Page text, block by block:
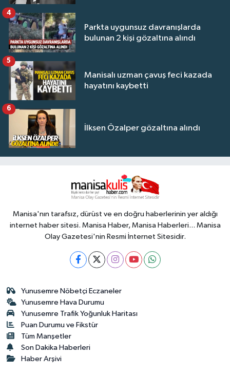
Parkta uygunsuz davranışlarda
bulunan 2 kişi gözaltına alındı
4
Manisalı uzman çavuş feci kazada
hayatını kaybetti
5
İlksen Özalper gözaltına alındı
6
Manisa'nın tarafsız, dürüst ve en doğru haberlerinin yer aldığı
internet haber sitesi. Manisa Haber, Manisa Haberleri... Manisa
Olay Gazetesi'nin Resmi İnternet Sitesidir.
Yunusemre Nöbetçi Eczaneler
Yunusemre Hava Durumu
Yunusemre Trafik Yoğunluk Haritası
Puan Durumu ve Fikstür
Tüm Manşetler
Son Dakika Haberleri
Haber Arşivi